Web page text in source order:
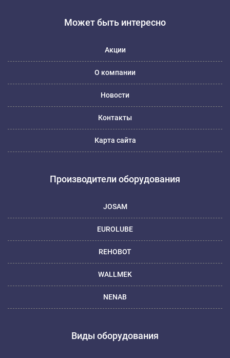
Может быть интересно
Акции
О компании
Новости
Контакты
Карта сайта
Производители оборудования
JOSAM
EUROLUBE
REHOBOT
WALLMEK
NENAB
Виды оборудования